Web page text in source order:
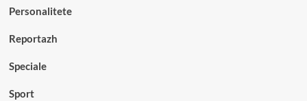
Personalitete
Reportazh
Speciale
Sport